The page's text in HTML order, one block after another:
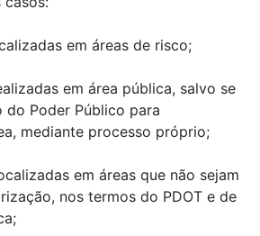
em áreas de risco;
em área pública, salvo se
do Poder Público para
mediante processo próprio;
em áreas que não sejam
nos termos do PDOT e de